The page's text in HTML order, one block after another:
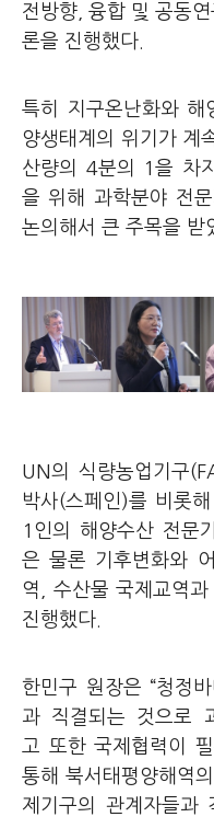
전방향, 융합 및 공동
론을 진행했다.
특히 지구온난화와 해
양생태계의 위기가 계
산량의 4분의 1을 차
을 위해 과학분야 전
논의해서 큰 주목을 받
UN의 식량농업기구
박사(스페인)를 비롯해
1인의 해양수산 전문
은 물론 기후변화와
역, 수산물 국제교역
진행했다.
한민구 원장은 “청정
과 직결되는 것으로
고 또한 국제협 력이
통해 북서태평양해역
제기구의 관계자들과